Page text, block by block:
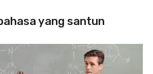
yang santun